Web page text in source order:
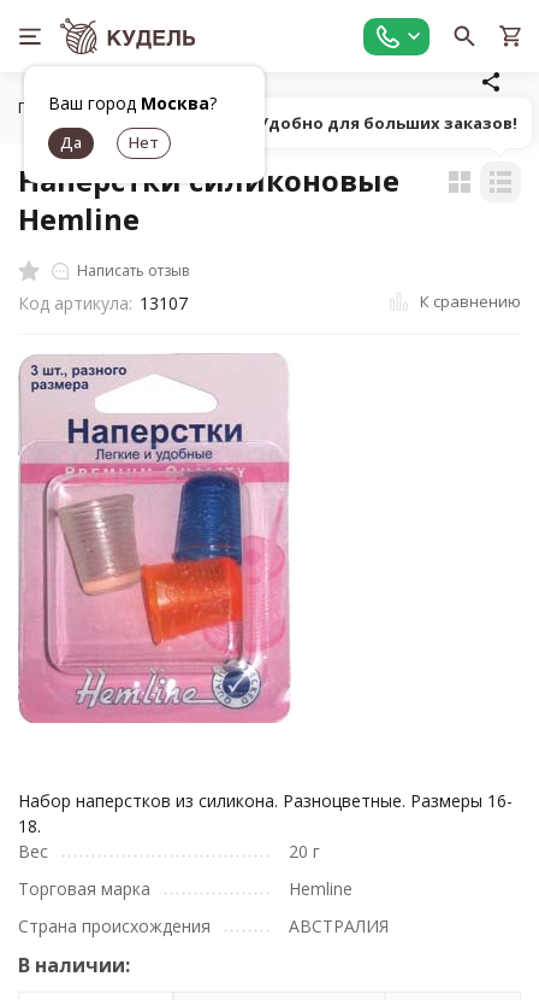
Ваш город Москва?
Главная Шитье Инструменты для шитья
Наперстки силиконовые
Hemline
Написать отзыв
Код артикула: 13107 К сравнению
Набор наперстков из силикона. Разноцветные. Размеры 16-
18.
Вес
20 г
Торговая марка
Hemline
Страна происхождения
АВСТРАЛИЯ
В наличии:
Попробуй! Удобно для больших заказов!